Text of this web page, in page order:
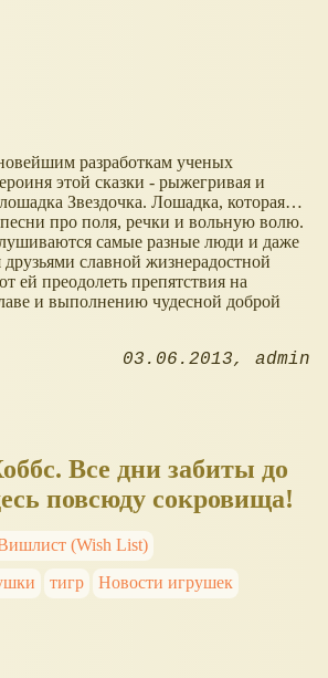
разработкам ученых
этой сказки - рыжегривая и
Звездочка. Лошадка, которая…
про поля, речки и вольную волю.
самые разные люди и даже
друзьями славной жизнерадостной
ей преодолеть препятствия на
и выполнению чудесной доброй
03.06.2013 admin
Все дни забиты до
повсюду сокровища!
(Wish List)
тигр
Новости игрушек